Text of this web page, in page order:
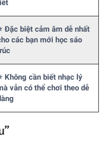
Đặc biệt cảm âm dễ nhất
các bạn mới học sáo
Không cần biết nhạc lý
vẫn có thể chơi theo dễ